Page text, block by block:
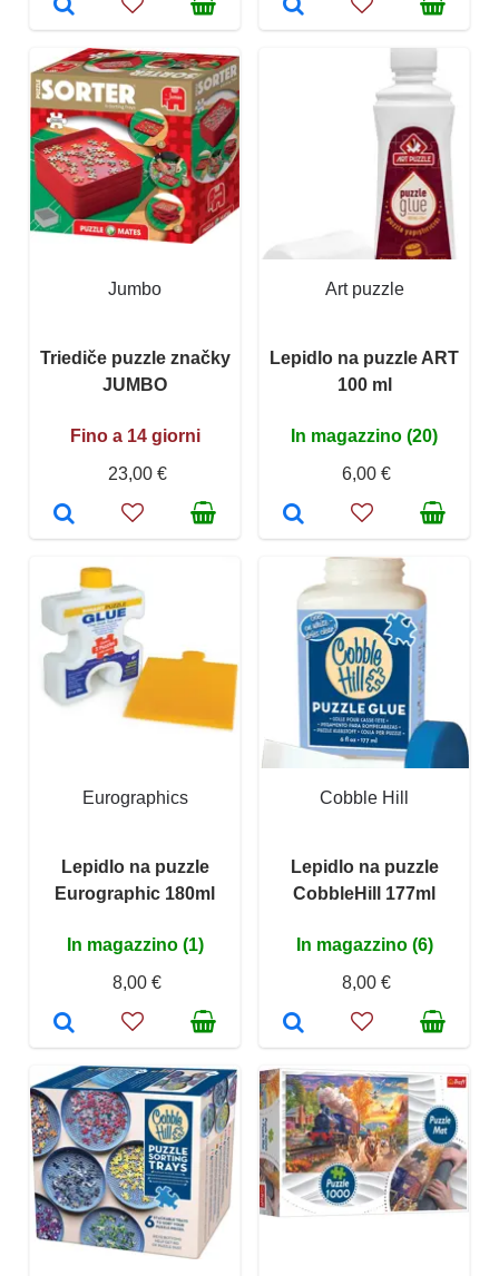
Jumbo
Triediče puzzle značky
JUMBO
Fino a 14 giorni
23,00 €
Art puzzle
Lepidlo na puzzle ART
100 ml
In magazzino (20)
6,00 €
Eurographics
Lepidlo na puzzle
Eurographic 180ml
In magazzino (1)
8,00 €
Cobble Hill
Lepidlo na puzzle
CobbleHill 177ml
In magazzino (6)
8,00 €